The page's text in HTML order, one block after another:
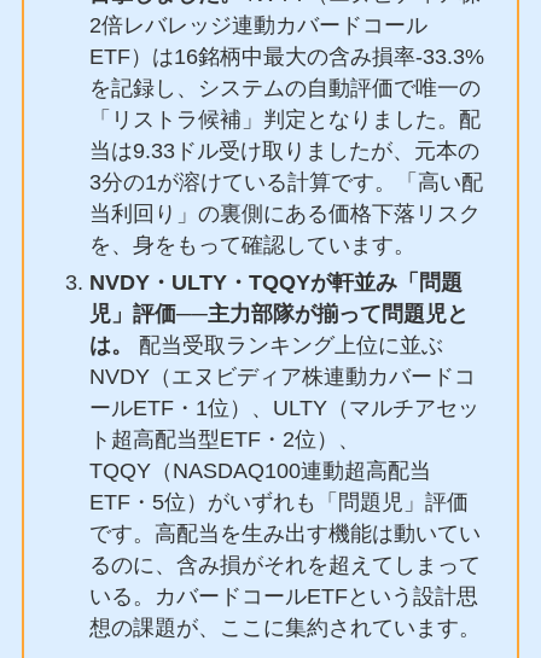
2倍レバレッジ連動カバードコール
ETF）は16銘柄中最大の含み損率-33.3%
を記録し、システムの自動評価で唯一の
「リストラ候補」判定となりました。配
当は9.33ドル受け取りましたが、元本の
3分の1が溶けている計算です。「高い配
当利回り」の裏側にある価格下落リスク
を、身をもって確認しています。
NVDY・ULTY・TQQYが軒並み「問題
児」評価──主力部隊が揃って問題児と
は。
配当受取ランキング上位に並ぶ
NVDY（エヌビディア株連動カバードコ
ールETF・1位）、ULTY（マルチアセッ
ト超高配当型ETF・2位）、
TQQY（NASDAQ100連動超高配当
ETF・5位）がいずれも「問題児」評価
です。高配当を生み出す機能は動いてい
るのに、含み損がそれを超えてしまって
いる。カバードコールETFという設計思
想の課題が、ここに集約されています。